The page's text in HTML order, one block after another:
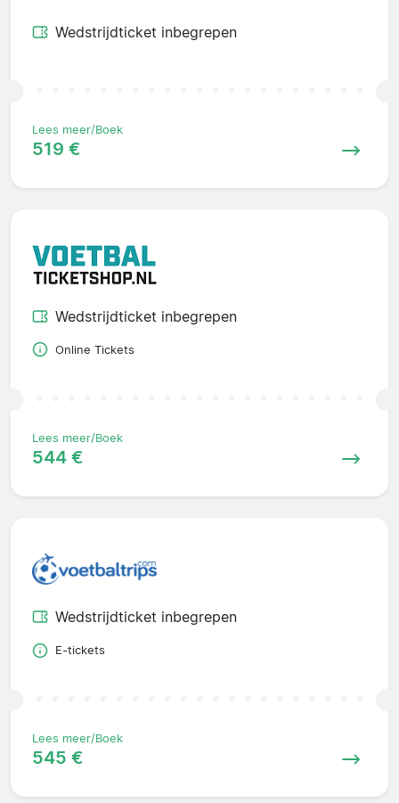
Wedstrijdticket inbegrepen
Lees meer/Boek
519 €
Wedstrijdticket inbegrepen
Online Tickets
Lees meer/Boek
544 €
Wedstrijdticket inbegrepen
E-tickets
Lees meer/Boek
545 €